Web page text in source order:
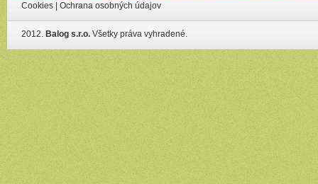
Cookies Ochrana osobných údajov
2012. Balog s.r.o. Všetky práva vyhradené.